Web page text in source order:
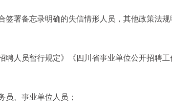
签署备忘录明确的失信情形人员，其他政策法
聘人员暂行规定》《四川省事业单位公开招聘
员、事业单位人员；